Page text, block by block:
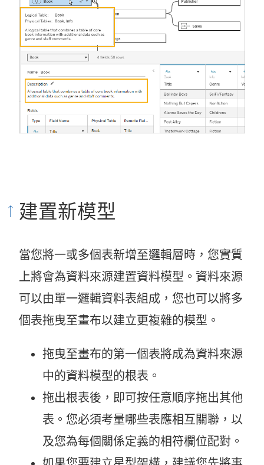
建置新模型
當您將一或多個表新增至邏輯層時，您實質
上將會為資料來源建置資料模型。資料來源
可以由單一邏輯資料表組成，您也可以將多
個表拖曳至畫布以建立更複雜的模型。
拖曳至畫布的第一個表將成為資料來源
中的資料模型的根表。
拖出根表後，即可按任意順序拖出其他
表。您必須考量哪些表應相互關聯，以
及您為每個關係定義的相符欄位配對。